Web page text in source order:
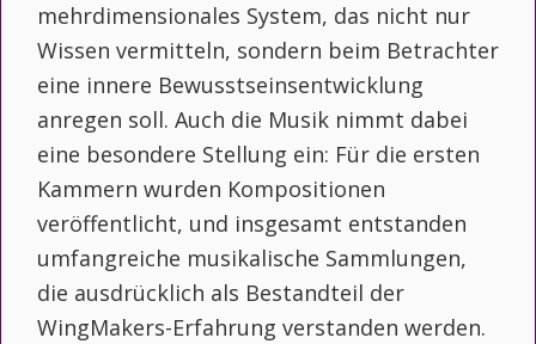
mehrdimensionales System, das nicht nur
Wissen vermitteln, sondern beim Betrachter
eine innere Bewusstseinsentwicklung
anregen soll. Auch die Musik nimmt dabei
eine besondere Stellung ein: Für die ersten
Kammern wurden Kompositionen
veröffentlicht, und insgesamt entstanden
umfangreiche musikalische Sammlungen,
die ausdrücklich als Bestandteil der
WingMakers-Erfahrung verstanden werden.